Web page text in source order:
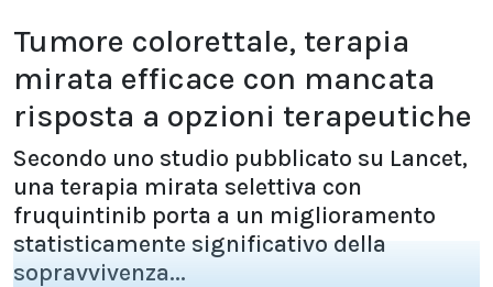
Tumore colorettale, terapia
mirata efficace con mancata
risposta a opzioni terapeutiche
Secondo uno studio pubblicato su Lancet,
una terapia mirata selettiva con
fruquintinib porta a un miglioramento
statisticamente significativo della
sopravvivenza...